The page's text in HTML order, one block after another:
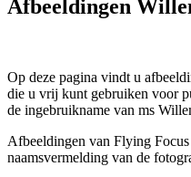
Afbeeldingen
Op deze pagina vindt u
die u vrij kunt gebruiken voor
de ingebruikname van ms
Afbeeldingen van Flying
naamsvermelding van de